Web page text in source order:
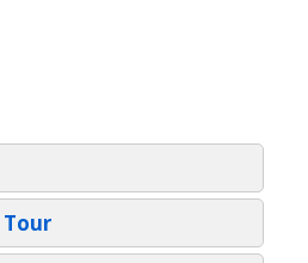
Tour